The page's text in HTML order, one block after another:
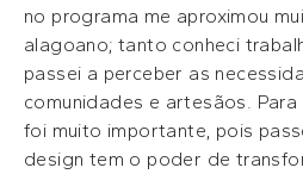
no programa me aproximou
alagoano; tanto conheci
passei a perceber as
comunidades e artesãos. Para
foi muito importante, pois
design tem o poder de